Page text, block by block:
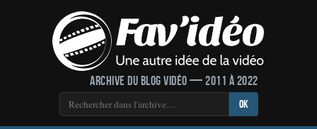
Archive du blog vidéo — 2011 à 2022
OK